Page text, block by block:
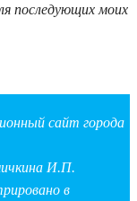
последующих моих
сайт города
И.П.
в